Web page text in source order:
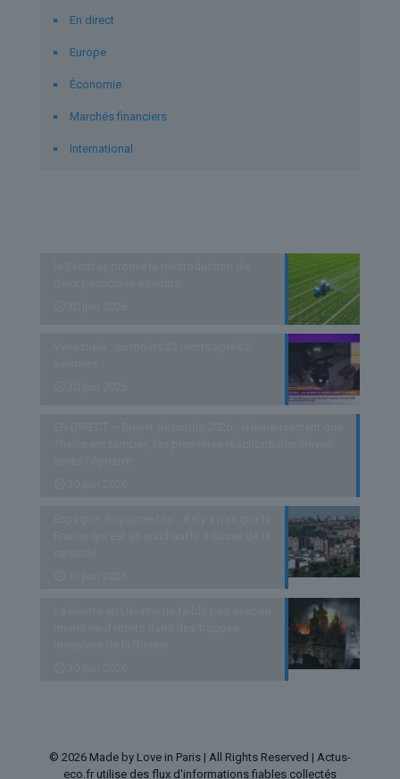
En direct
Europe
Économie
Marchés financiers
International
© 2026 Made by Love in Paris | All Rights Reserved | Actus-
eco.fr utilise des flux d'informations fiables collectés